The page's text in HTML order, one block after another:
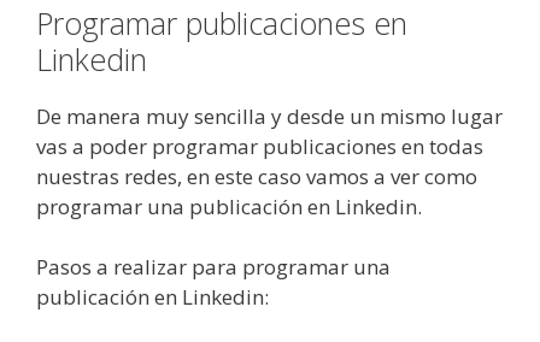
Programar publicaciones en
Linkedin
De manera muy sencilla y desde un mismo lugar
vas a poder programar publicaciones en todas
nuestras redes, en este caso vamos a ver como
programar una publicación en Linkedin.
Pasos a realizar para programar una
publicación en Linkedin: